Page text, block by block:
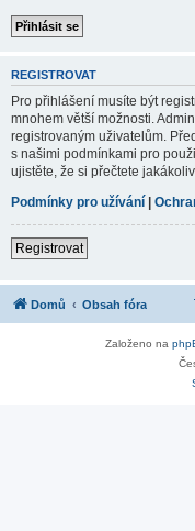
REGISTROVAT
Pro přihlášení musíte být
mnohem větší možnosti.
registrovaným uživatelům.
s našimi podmínkami pro
ujistěte, že si přečtete
Podmínky pro užívání |
Registrovat
Domů Obsah fóra
Založeno na